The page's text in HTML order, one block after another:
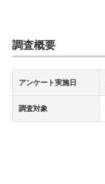
調査概要
アンケート実施日
調査対象